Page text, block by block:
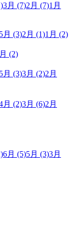
3月 (7)2月 (7)1月
5月 (3)2月 (1)1月 (2)
(2)
5月 (3)3月 (2)2月
月 (2)3月 (6)2月
6月 (5)5月 (3)3月